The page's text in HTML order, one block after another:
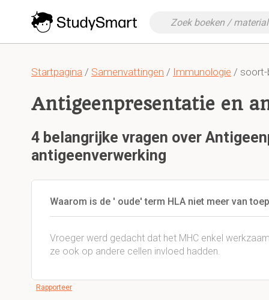
Startpagina / Samenvattingen / Immunologie / soort-
Antigeenpresentatie en
4 belangrijke vragen over
antigeenverwerking
Waarom is de ' oude' term HLA niet meer van
Vroeger werd gedacht dat het MHC enkel
ze ook op andere cellen invloed hadden.
Rapporteer